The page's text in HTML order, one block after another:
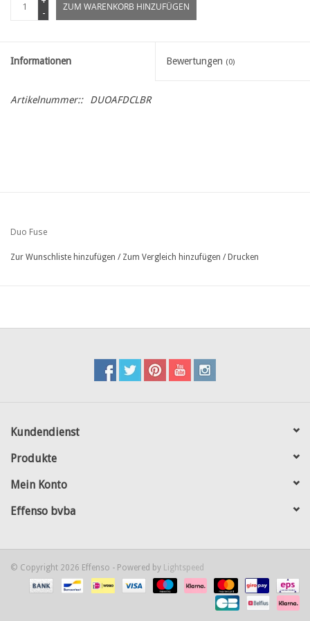
-
ZUM WARENKORB HINZUFÜGEN
Informationen Bewertungen (0)
Artikelnummer:: DUOAFDCLBR
Duo Fuse
Zur Wunschliste hinzufügen / Zum Vergleich hinzufügen / Drucken
Kundendienst
Produkte
Mein Konto
Effenso bvba
© Copyright 2026 Effenso - Powered by Lightspeed